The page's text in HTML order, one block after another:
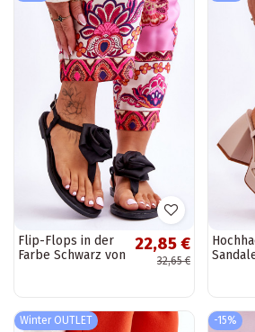
Flip-Flops in der
Farbe Schwarz von
22,85 €
32,65 €
Winter OUTLET
-15%